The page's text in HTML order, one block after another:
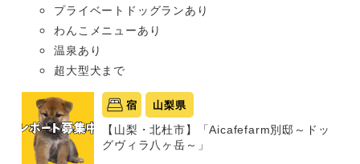
プライベートドッグランあり
わんこメニューあり
温泉あり
超大型犬まで
宿 山梨県
【山梨・北杜市】「Aicafefarm別邸～ドッ
グヴィラ八ヶ岳～」